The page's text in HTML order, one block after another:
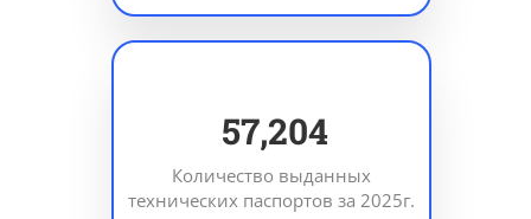
81,409
Количество выданных
технических паспортов за 2025г.